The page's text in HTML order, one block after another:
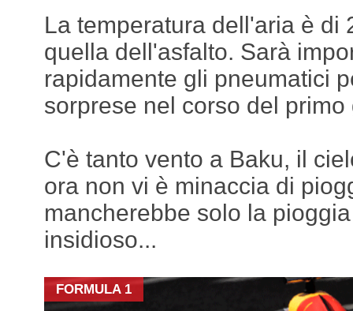
La temperatura dell'aria è di
quella dell'asfalto. Sarà
rapidamente gli pneumatici
sorprese nel corso del primo
C'è tanto vento a Baku, il
ora non vi è minaccia di
mancherebbe solo la
insidioso...
FORMULA 1